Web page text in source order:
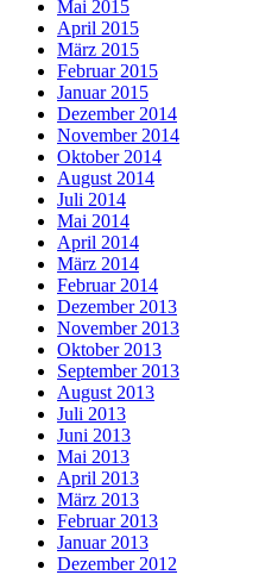
Mai 2015
April 2015
März 2015
Februar 2015
Januar 2015
Dezember 2014
November 2014
Oktober 2014
August 2014
Juli 2014
Mai 2014
April 2014
März 2014
Februar 2014
Dezember 2013
November 2013
Oktober 2013
September 2013
August 2013
Juli 2013
Juni 2013
Mai 2013
April 2013
März 2013
Februar 2013
Januar 2013
Dezember 2012